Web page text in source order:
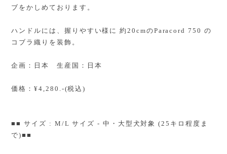
ブをかしめております。
ハンドルには、握りやすい様に 約20cmのParacord 750 の
コブラ織りを装飾。
企画：日本 生産国：日本
価格：¥4,280.-(税込)
■■ サイズ : M/L サイズ - 中・大型犬対象 (25キロ程度ま
で)■■